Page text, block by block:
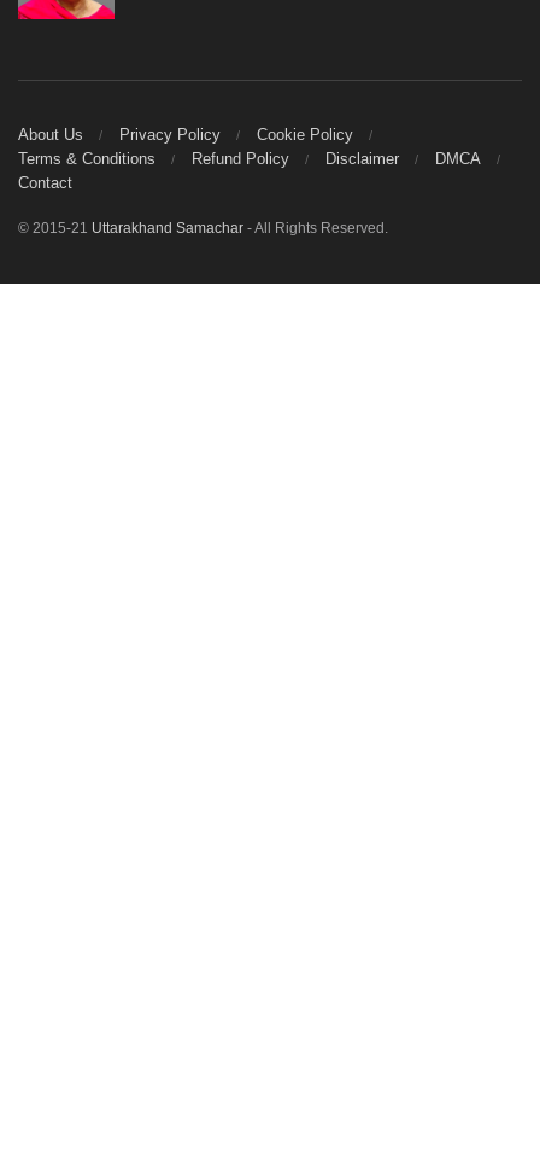
About Us Privacy Policy
Cookie Policy
Terms & Conditions
Refund Policy Disclaimer
DMCA
Contact
© 2015-21 Uttarakhand Samachar - All Rights Reserved.